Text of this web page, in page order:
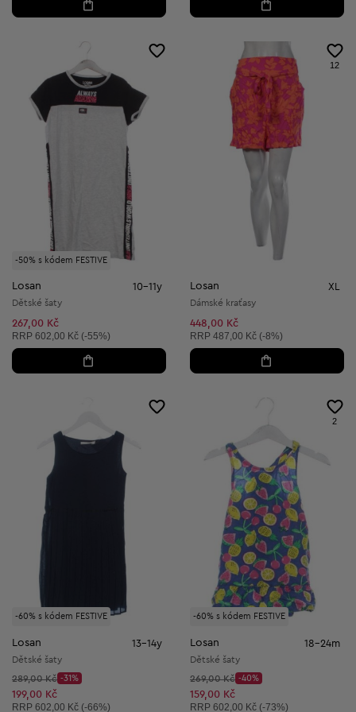
-50% s kódem FESTIVE
Losan 10-11y
Dětské šaty
267,00 Kč
Doporučená cena:
RRP 602,00 Kč (-55%)
12
Losan XL
Dámské kraťasy
448,00 Kč
Doporučená cena:
RRP 487,00 Kč (-8%)
-60% s kódem FESTIVE
Losan 13-14y
Dětské šaty
Původní cena:
289,00 Kč
Discount Price:
-31%
Snížená cena:
199,00 Kč
Doporučená cena:
RRP 602,00 Kč (-66%)
-60% s kódem FESTIVE
2
Losan 18-24m
Dětské šaty
Původní cena:
269,00 Kč
Discount Price:
-40%
Snížená cena:
159,00 Kč
Doporučená cena:
RRP 602,00 Kč (-73%)